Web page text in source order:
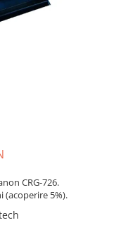
CRG-726.
(acoperire 5%).